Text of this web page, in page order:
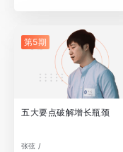
第5期
五大要点破解增长瓶颈
张弦 /